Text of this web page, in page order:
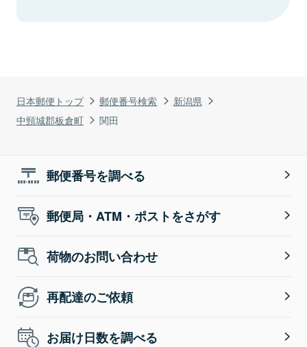
日本郵便トップ 郵便番号検索
新潟県
中頸城郡板倉町
関田
郵便番号を調べる
郵便局・ATM・ポストをさがす
荷物のお問い合わせ
再配達のご依頼
お届け日数を調べる